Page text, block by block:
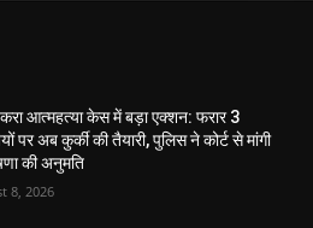
आत्महत्या केस में बड़ा एक्शन: फरार 3
पर अब कुर्की की तैयारी, पुलिस ने कोर्ट से मांगी
की अनुमति
8, 2026